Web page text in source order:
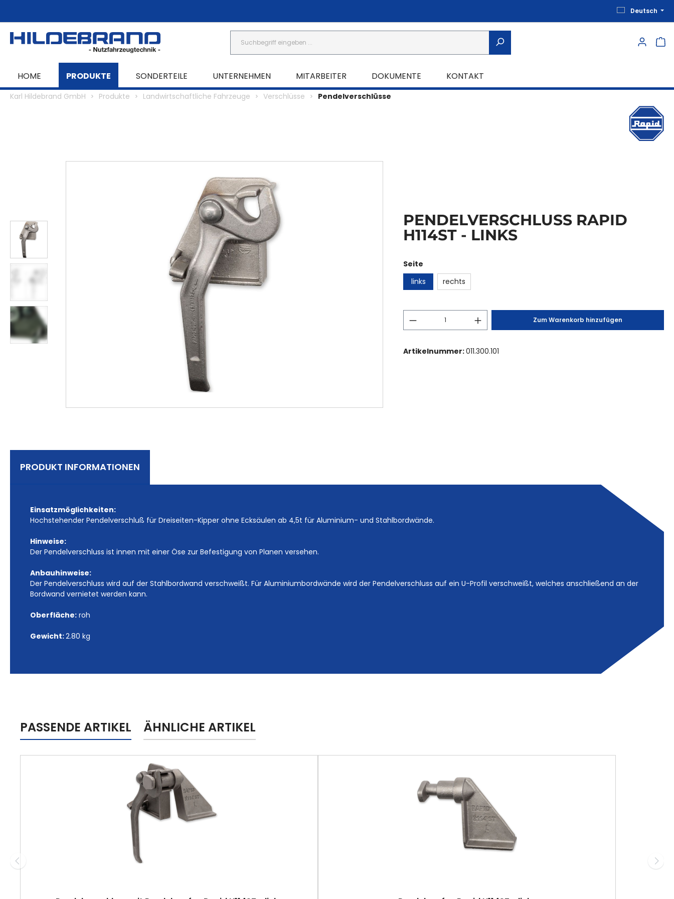
Deutsch
HOME PRODUKTE SONDERTEILE UNTERNEHMEN MITARBEITER DOKUMENTE KONTAKT
Karl Hildebrand GmbH Produkte Landwirtschaftliche Fahrzeuge Verschlüsse Pendelverschlüsse
PENDELVERSCHLUSS RAPID
H114ST - LINKS
Seite
links
rechts
Zum Warenkorb hinzufügen
Artikelnummer:011.300.101
PRODUKT INFORMATIONEN
Einsatzmöglichkeiten:
Hochstehender Pendelverschluß für Dreiseiten-Kipper ohne Ecksäulen ab 4,5t für Aluminium- und Stahlbordwände.
Hinweise:
Der Pendelverschluss ist innen mit einer Öse zur Befestigung von Planen versehen.
Anbauhinweise:
Der Pendelverschluss wird auf der Stahlbordwand verschweißt. Für Aluminiumbordwände wird der Pendelverschluss auf ein U-Profil verschweißt, welches anschließend an der
Bordwand vernietet werden kann.
Oberfläche: roh
Gewicht:2.80 kg
PASSENDE ARTIKEL ÄHNLICHE ARTIKEL